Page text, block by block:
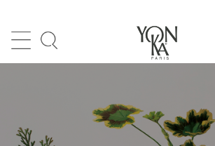
ACCOUNT MENU